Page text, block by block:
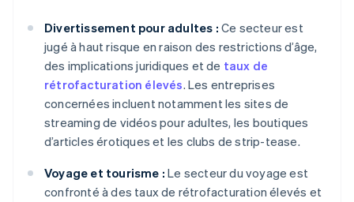
Divertissement pour adultes : Ce secteur est
jugé à haut risque en raison des restrictions d’âge,
des implications juridiques et de taux de
rétrofacturation élevés. Les entreprises
concernées incluent notamment les sites de
streaming de vidéos pour adultes, les boutiques
d’articles érotiques et les clubs de strip-tease.
Voyage et tourisme : Le secteur du voyage est
confronté à des taux de rétrofacturation élevés et